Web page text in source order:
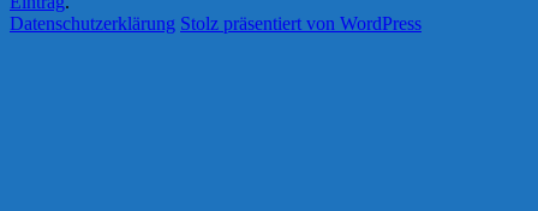
Datenschutzerklärung Stolz präsentiert von WordPress